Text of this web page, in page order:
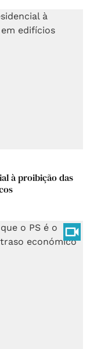
à proibição das